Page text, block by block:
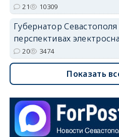
21 10309
Губернатор Севастополя
перспективах
20 3474
Показать